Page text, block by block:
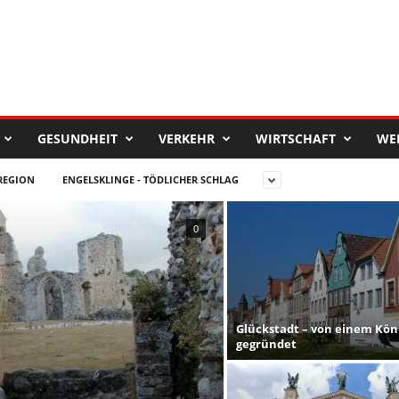
GESUNDHEIT VERKEHR WIRTSCHAFT
ENGELSKLINGE - TÖDLICHER SCHLAG
0
Glückstadt – von einem
gegründet